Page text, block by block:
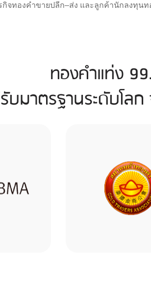
จทองคำขายปลีก–ส่ง และลูกค้านักลงทุนท
ทองคำแท่ง
บมาตรฐานระดับโล